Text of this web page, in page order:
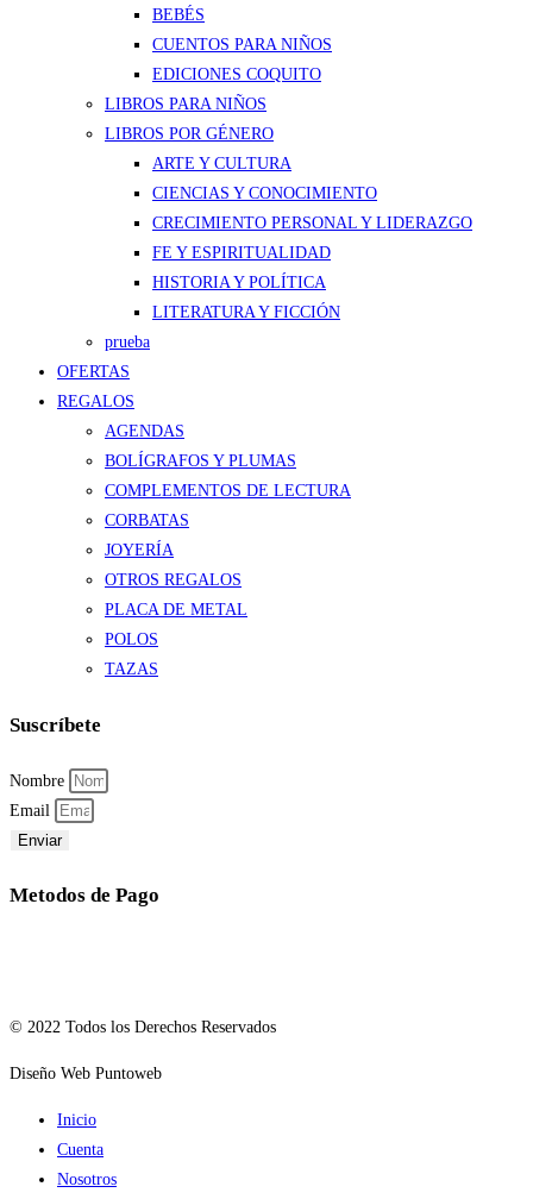
BEBÉS
CUENTOS PARA NIÑOS
EDICIONES COQUITO
LIBROS PARA NIÑOS
LIBROS POR GÉNERO
ARTE Y CULTURA
CIENCIAS Y CONOCIMIENTO
CRECIMIENTO PERSONAL Y LIDERAZGO
FE Y ESPIRITUALIDAD
HISTORIA Y POLÍTICA
LITERATURA Y FICCIÓN
prueba
OFERTAS
REGALOS
AGENDAS
BOLÍGRAFOS Y PLUMAS
COMPLEMENTOS DE LECTURA
CORBATAS
JOYERÍA
OTROS REGALOS
PLACA DE METAL
POLOS
TAZAS
Suscríbete
Nombre
Email
Enviar
Metodos de Pago
© 2022 Todos los Derechos Reservados
Diseño Web Puntoweb
Inicio
Cuenta
Nosotros